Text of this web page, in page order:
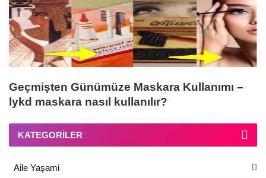
Geçmişten Günümüze Maskara Kullanımı –
lykd maskara nasıl kullanılır?
KATEGORILER
Aile Yaşami